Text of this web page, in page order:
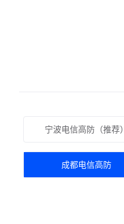
宁波电信高防（推荐）
成都电信高防